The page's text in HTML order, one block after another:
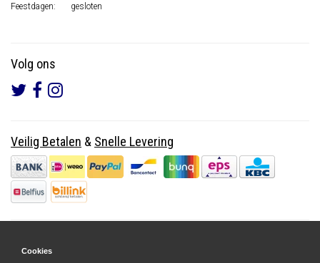
Feestdagen:
gesloten
Volg ons
Veilig Betalen & Snelle Levering
Cookies